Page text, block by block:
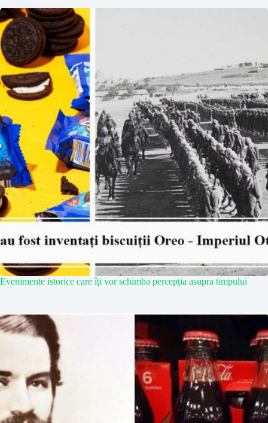
Evenimente istorice care îți vor schimba percepția asupra timpului